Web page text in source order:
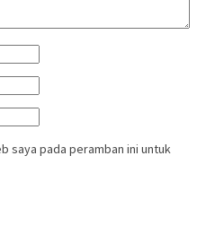
saya pada peramban ini untuk